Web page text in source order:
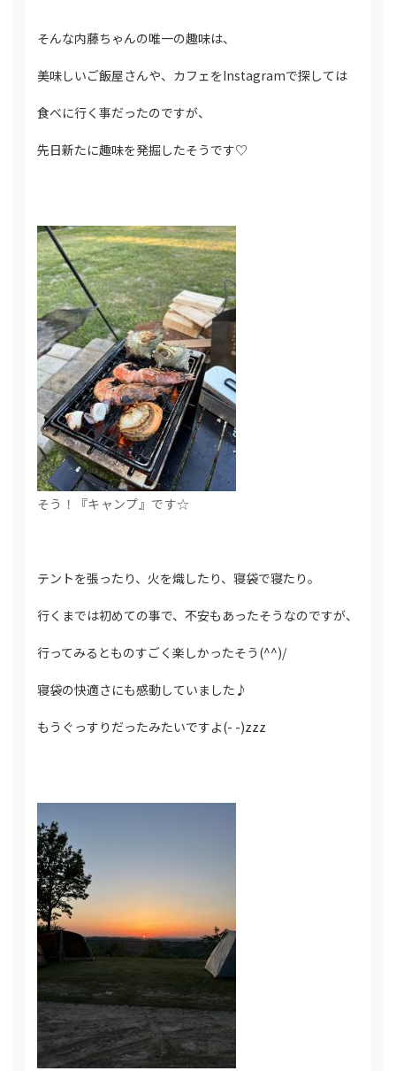
そんな内藤ちゃんの唯一の趣味は、
美味しいご飯屋さんや、カフェをInstagramで探しては
食べに行く事だったのですが、
先日新たに趣味を発掘したそうです♡
そう！『キャンプ』です☆
テントを張ったり、火を熾したり、寝袋で寝たり。
行くまでは初めての事で、不安もあったそうなのですが、
行ってみるとものすごく楽しかったそう(^^)/
寝袋の快適さにも感動していました♪
もうぐっすりだったみたいですよ(- -)zzz